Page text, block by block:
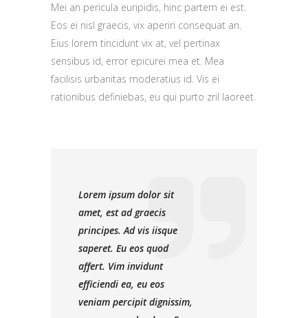
Mei an pericula euripidis, hinc partem ei est.
Eos ei nisl graecis, vix aperiri consequat an.
Eius lorem tincidunt vix at, vel pertinax
sensibus id, error epicurei mea et. Mea
facilisis urbanitas moderatius id. Vis ei
rationibus definiebas, eu qui purto zril laoreet.
Lorem ipsum dolor sit
amet, est ad graecis
principes. Ad vis iisque
saperet. Eu eos quod
affert. Vim invidunt
efficiendi ea, eu eos
veniam percipit dignissim,